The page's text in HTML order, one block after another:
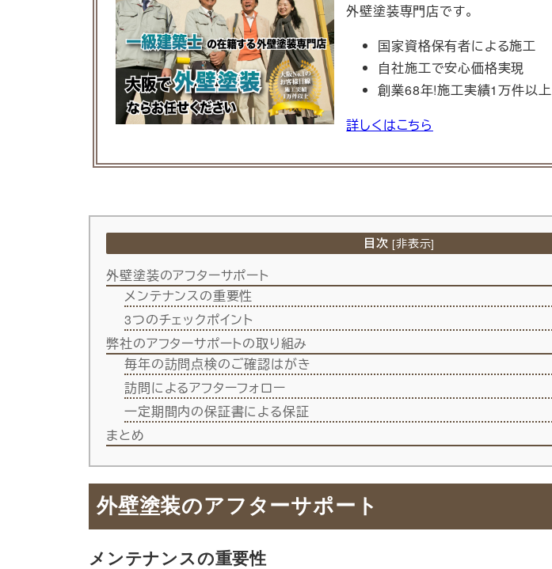
外壁塗装専門店です。
国家資格保有者による施工
自社施工で安心価格実現
創業68年!施工実績1万件以上
詳しくはこちら
目次 [非表示]
外壁塗装のアフターサポート
メンテナンスの重要性
3つのチェックポイント
弊社のアフターサポートの取り組み
毎年の訪問点検のご確認はがき
訪問によるアフターフォロー
一定期間内の保証書による保証
まとめ
外壁塗装のアフターサポート
メンテナンスの重要性